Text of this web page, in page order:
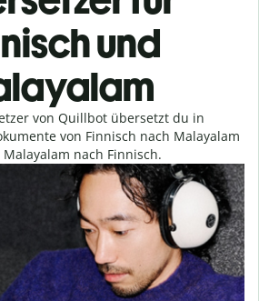
und
von Quillbot übersetzt du in
von Finnisch nach Malayalam
nach Finnisch.